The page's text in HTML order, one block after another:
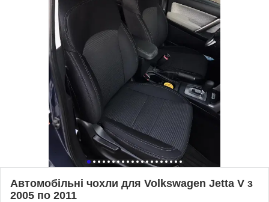
Автомобільні чохли для Volkswagen Jetta V з
2005 по 2011